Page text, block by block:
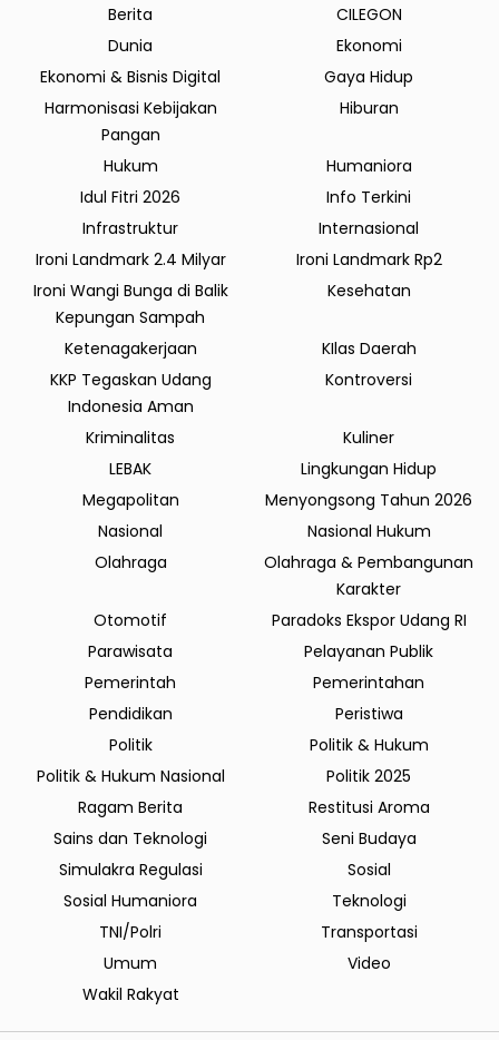
Berita
CILEGON
Dunia
Ekonomi
Ekonomi & Bisnis Digital
Gaya Hidup
Harmonisasi Kebijakan
Pangan
Hiburan
Hukum
Humaniora
Idul Fitri 2026
Info Terkini
Infrastruktur
Internasional
Ironi Landmark 2.4 Milyar
Ironi Landmark Rp2
Ironi Wangi Bunga di Balik
Kepungan Sampah
Kesehatan
Ketenagakerjaan
KIlas Daerah
KKP Tegaskan Udang
Indonesia Aman
Kontroversi
Kriminalitas
Kuliner
LEBAK
Lingkungan Hidup
Megapolitan
Menyongsong Tahun 2026
Nasional
Nasional Hukum
Olahraga
Olahraga & Pembangunan
Karakter
Otomotif
Paradoks Ekspor Udang RI
Parawisata
Pelayanan Publik
Pemerintah
Pemerintahan
Pendidikan
Peristiwa
Politik
Politik & Hukum
Politik & Hukum Nasional
Politik 2025
Ragam Berita
Restitusi Aroma
Sains dan Teknologi
Seni Budaya
Simulakra Regulasi
Sosial
Sosial Humaniora
Teknologi
TNI/Polri
Transportasi
Umum
Video
Wakil Rakyat